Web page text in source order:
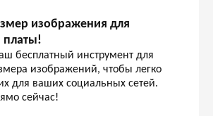
изображения для
платы!
бесплатный инструмент для
изображений, чтобы легко
для ваших социальных сетей.
сейчас!